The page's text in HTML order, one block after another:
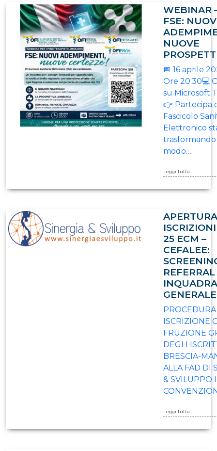
WEBINAR
FSE:
NUOVE
📅 16 aprile
Ore 20:30💻
su Microsoft
👉 Partecipa
Fascicolo
Elettronico
trasformando
modo…
Leggi tutto...
APERTURA
25 ECM –
CEFALEE:
REFERRAL
GENERALE
ISCRIZIONE
FRUZIONE
DEGLI
BRESCIA-
ALLA FAD DI
& SVILUPPO
Leggi tutto...